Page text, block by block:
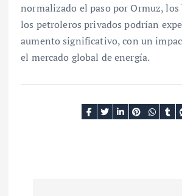
normalizado el paso por Ormuz, los
los petroleros privados podrían
aumento significativo, con un
el mercado global de energía.